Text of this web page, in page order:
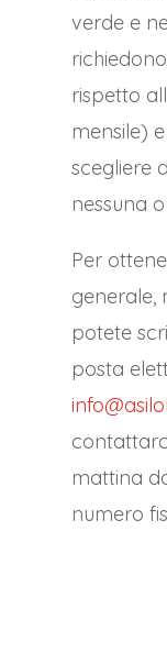
verde e
rispetto
mensile)
scegliere
nessuna
Per
generale,
potete
posta
mattina
numero